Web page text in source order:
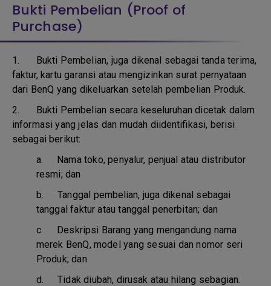
Bukti Pembelian (Proof of
Purchase)
1. Bukti Pembelian, juga dikenal sebagai tanda terima,
faktur, kartu garansi atau mengizinkan surat pernyataan
dari BenQ yang dikeluarkan setelah pembelian Produk.
2. Bukti Pembelian secara keseluruhan dicetak dalam
informasi yang jelas dan mudah diidentifikasi, berisi
sebagai berikut:
a. Nama toko, penyalur, penjual atau distributor
resmi; dan
b. Tanggal pembelian, juga dikenal sebagai
tanggal faktur atau tanggal penerbitan; dan
c. Deskripsi Barang yang mengandung nama
merek BenQ, model yang sesuai dan nomor seri
Produk; dan
d.Tidak diubah, dirusak atau hilang sebagian.